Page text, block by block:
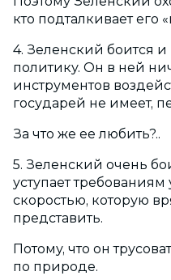
кто подталкивает его
4. Зеленский боится
политику. Он в ней
инструментов
государей не имеет,
За что же ее любить?..
5. Зеленский очень
уступает
скоростью, которую
представить.
Потому, что он
по природе.